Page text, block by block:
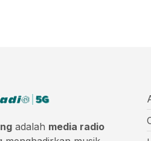
adalah media radio